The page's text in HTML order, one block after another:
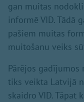
gan muitas
informē VID. Tādā
pašiem muitas
muitošanu veiks
Pārējos gadījumos
tiks veikta Latvijā
skaidro VID. Tāpat